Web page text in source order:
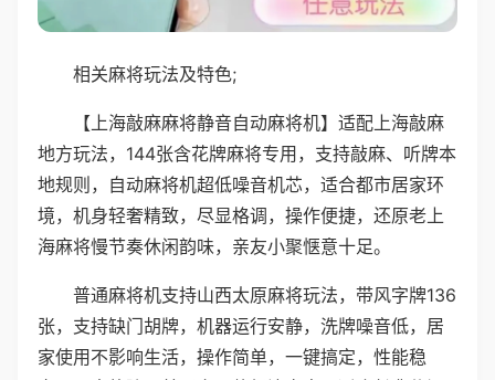
相关麻将玩法及特色;
【上海敲麻麻将静音自动麻将机】适配上海敲麻
地方玩法，144张含花牌麻将专用，支持敲麻、听牌本
地规则，自动麻将机超低噪音机芯，适合都市居家环
境，机身轻奢精致，尽显格调，操作便捷，还原老上
海麻将慢节奏休闲韵味，亲友小聚惬意十足。
普通麻将机支持山西太原麻将玩法，带风字牌136
张，支持缺门胡牌，机器运行安静，洗牌噪音低，居
家使用不影响生活，操作简单，一键搞定，性能稳